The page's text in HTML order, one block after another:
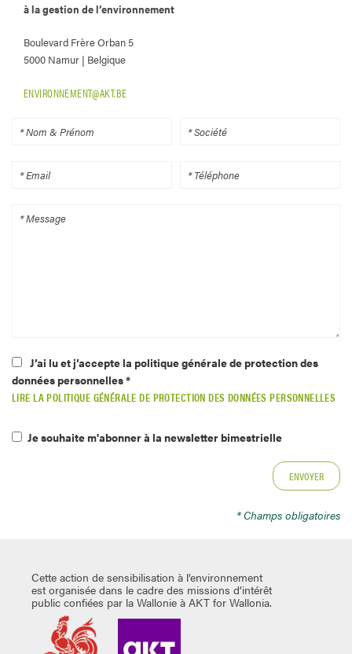
à la gestion de l’environnement
Boulevard Frère Orban 5
5000 Namur | Belgique
ENVIRONNEMENT@AKT.BE
J’ai lu et j’accepte la politique générale de protection des
données personnelles *
LIRE LA POLITIQUE GÉNÉRALE DE PROTECTION DES DONNÉES PERSONNELLES
Je souhaite m'abonner à la newsletter bimestrielle
* Champs obligatoires
Cette action de sensibilisation à l’environnement
est organisée dans le cadre des missions d’intérêt
public confiées par la Wallonie à AKT for Wallonia.